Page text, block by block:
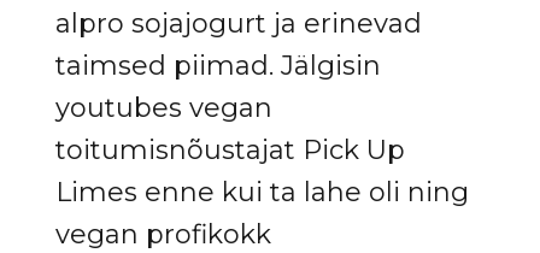
alpro sojajogurt ja erinevad
taimsed piimad. Jälgisin
youtubes vegan
toitumisnõustajat Pick Up
Limes enne kui ta lahe oli ning
vegan profikokk